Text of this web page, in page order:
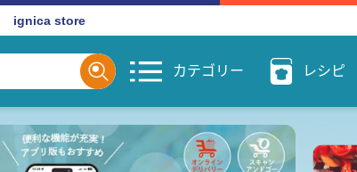
ignica store
カテゴリー レシピ